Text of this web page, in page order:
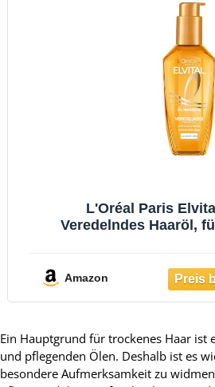
L'Oréal Paris
Veredelndes Haaröl,
Geschmeidigkeit,
x
Amazon
Ein Hauptgrund für trockenes Haar ist
und pflegenden Ölen. Deshalb ist es
besondere Aufmerksamkeit zu